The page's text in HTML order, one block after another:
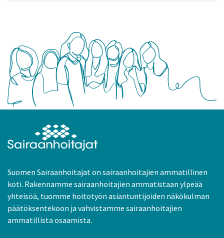
Suomen Sairaanhoitajat on sairaanhoitajien ammatillinen
koti. Rakennamme sairaanhoitajien ammatistaan ylpeää
yhteisöä, tuomme hoitotyön asiantuntijoiden näkökulman
päätöksentekoon ja vahvistamme sairaanhoitajien
ammatillista osaamista.